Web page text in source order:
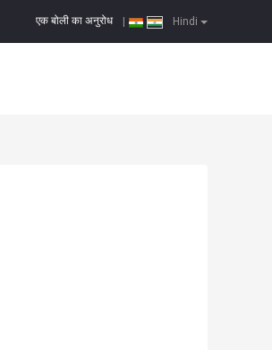
Hindi
एक बोली का अनुरोध